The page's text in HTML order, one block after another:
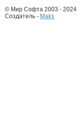
© Мир Софта 2003 - 2024
Создатель - Maks